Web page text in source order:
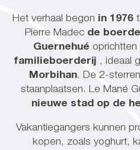
Het verhaal begon in 1976
Pierre Madec de
Guernehué
familieboerderij , ideaal
Morbihan. De 2-
staanplaatsen. Le Mané
nieuwe stad op de
Vakantiegangers kunnen
kopen, zoals yoghurt,